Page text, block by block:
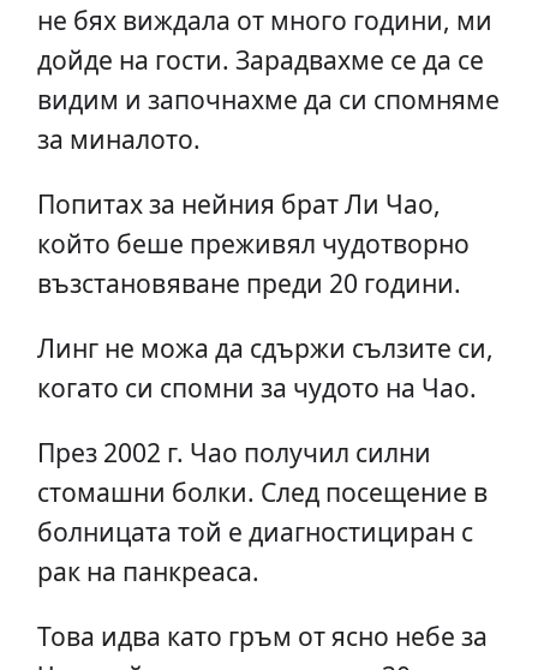
не бях виждала от много години, ми
дойде на гости. Зарадвахме се да се
видим и започнахме да си спомняме
за миналото.
Попитах за нейния брат Ли Чао,
който беше преживял чудотворно
възстановяване преди 20 години.
Линг не можа да сдържи сълзите си,
когато си спомни за чудото на Чао.
През 2002 г. Чао получил силни
стомашни болки. След посещение в
болницата той е диагностициран с
рак на панкреаса.
Това идва като гръм от ясно небе за